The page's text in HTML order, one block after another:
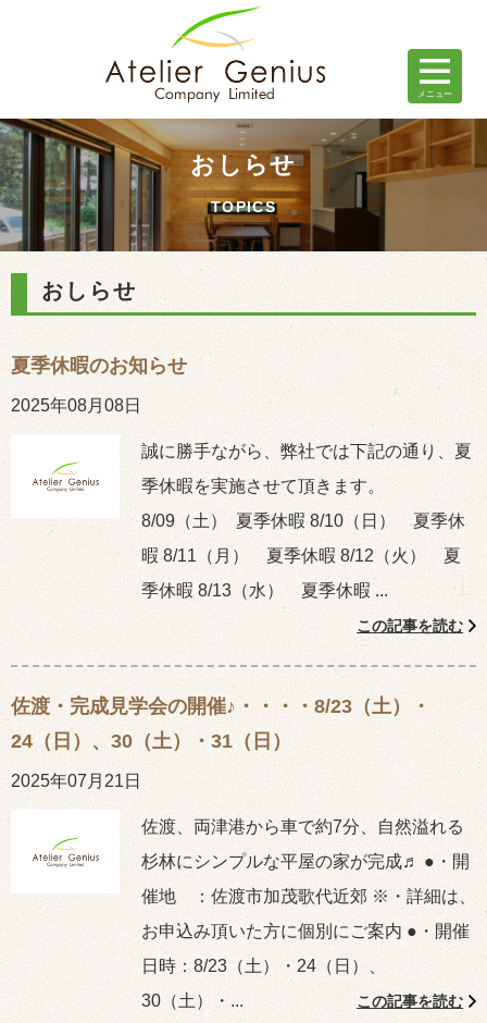
おしらせ
TOPICS
おしらせ
夏季休暇のお知らせ
2025年08月08日
誠に勝手ながら、弊社では下記の通り、夏
季休暇を実施させて頂きます。
8/09（土） 夏季休暇 8/10（日） 夏季休
暇 8/11（月） 夏季休暇 8/12（火） 夏
季休暇 8/13（水） 夏季休暇 ...
この記事を読む
佐渡・完成見学会の開催♪・・・・8/23（土）・
24（日）、30（土）・31（日）
2025年07月21日
佐渡、両津港から車で約7分、自然溢れる
杉林にシンプルな平屋の家が完成♬ ●・開
催地 ：佐渡市加茂歌代近郊 ※・詳細は、
お申込み頂いた方に個別にご案内 ●・開催
日時：8/23（土）・24（日）、
30（土）・...
この記事を読む